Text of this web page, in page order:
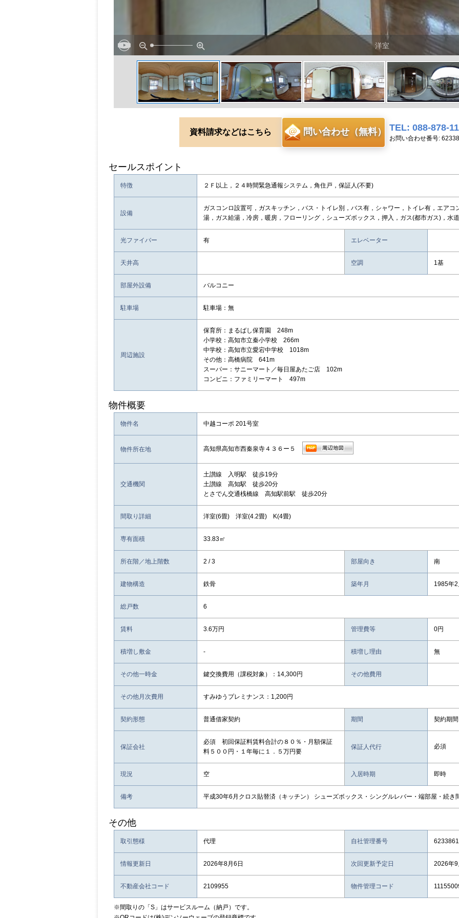
洋室
資料請求などはこちら 問い合わせ（無料） TEL: 088-878-
お問い合わせ番号:
セールスポイント
特徴 ２Ｆ以上，２４時間緊急通報システム，角住戸，保証人(不要)
設備
ガスコンロ設置可，ガスキッチン，バス・トイレ別，バス有，シャワー，トイレ有，エア
湯，ガス給湯，冷房，暖房，フローリング，シューズボックス，押入，ガス(都市ガス)，水
光ファイバー 有 エレベーター
天井高 空調 1基
部屋外設備 バルコニー
駐車場 駐車場：無
周辺施設
保育所：まるばし保育園 248m
小学校：高知市立秦小学校 266m
中学校：高知市立愛宕中学校 1018m
その他：高橋病院 641m
スーパー：サニーマート／毎日屋あたご店 102m
コンビニ：ファミリーマート 497m
物件概要
物件名 中越コーポ 201号室
物件所在地 高知県高知市西秦泉寺４３６ー５
交通機関
土讃線 入明駅 徒歩19分
土讃線 高知駅 徒歩20分
とさでん交通桟橋線 高知駅前駅 徒歩20分
間取り詳細 洋室(6畳) 洋室(4.2畳) K(4畳)
専有面積 33.83㎡
所在階／地上階数 2 / 3 部屋向き 南
建物構造 鉄骨 築年月 1985年2
総戸数 6
賃料 3.6万円 管理費等 0円
積増し敷金 - 積増し理由 無
その他一時金 鍵交換費用（課税対象）：14,300円 その他費用
その他月次費用 すみゆうプレミナンス：1,200円
契約形態 普通借家契約 期間 契約期
保証会社
必須 初回保証料賃料合計の８０％・月額保証
料５００円・１年毎に１．５万円要
保証人代行 必須
現況 空 入居時期 即時
備考 平成30年6月クロス貼替済（キッチン） シューズボックス・シングルレバー・端部屋・続き
その他
取引態様 代理 自社管理番号
情報更新日 2026年8月6日 次回更新予定日 2026年
不動産会社コード 2109955 物件管理コード
※間取りの「S」はサービスルーム（納戸）です。